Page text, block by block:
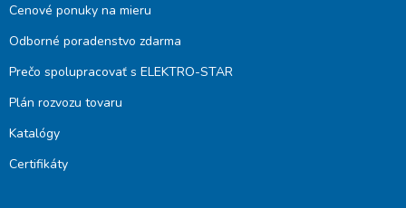
Cenové ponuky na mieru
Odborné poradenstvo zdarma
Prečo spolupracovať s ELEKTRO-STAR
Plán rozvozu tovaru
Katalógy
Certifikáty